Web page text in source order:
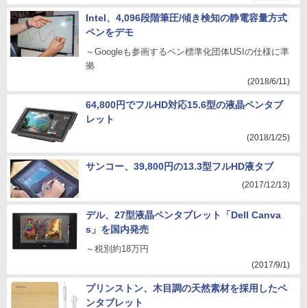
Intel、4,096段階筆圧/傾き検知の静電容量方式
ペンをデモ
～Googleも参画するペン標準化団体USIの仕様に準
拠
(2018/6/11)
64,800円でフルHD対応15.6型の液晶ペンタブ
レット
(2018/1/25)
サンコー、39,800円の13.3型フルHD液タブ
(2017/12/13)
デル、27型液晶ペンタブレット「Dell Canva
s」を国内発売
～税別約18万円
(2017/9/1)
プリンストン、木目調の天然素材を採用したペ
ンタブレット